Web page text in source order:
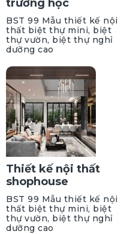
trường học
BST 99 Mẫu thiết kế nội
thất biệt thự mini, biệt
thự vườn, biệt thự nghỉ
dưỡng cao
Thiết kế nội thất
shophouse
BST 99 Mẫu thiết kế nội
thất biệt thự mini, biệt
thự vườn, biệt thự nghỉ
dưỡng cao